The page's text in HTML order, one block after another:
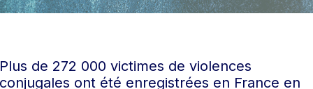
de 272 000 victimes de violences
ont été enregistrées en France en